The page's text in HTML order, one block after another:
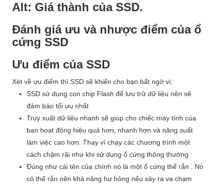
Alt: Giá thành của SSD.
Đánh giá ưu và nhược điểm của ổ
cứng SSD
Ưu điểm của SSD
Xét về ưu điểm thì SSD sẽ khiến cho bạn bất ngờ vì:
SSD sử dụng con chip Flash để lưu trữ dữ liệu nên sẽ
đảm bảo tối ưu nhất
Truy xuất dữ liệu nhanh sẽ giúp cho chiếc máy tính của
bạn hoạt động hiệu quả hơn, nhanh hơn và năng suất
làm việc cao hơn. Thay vì chạy các chương trình một
cách chậm rãi như khi sử dụng ổ cứng thông thường
Đúng như cái tên của chính nó là một ổ cứng thể rắn . Nó
có thể rắn nên khả năng hư hỏng nếu xảy ra va chạm